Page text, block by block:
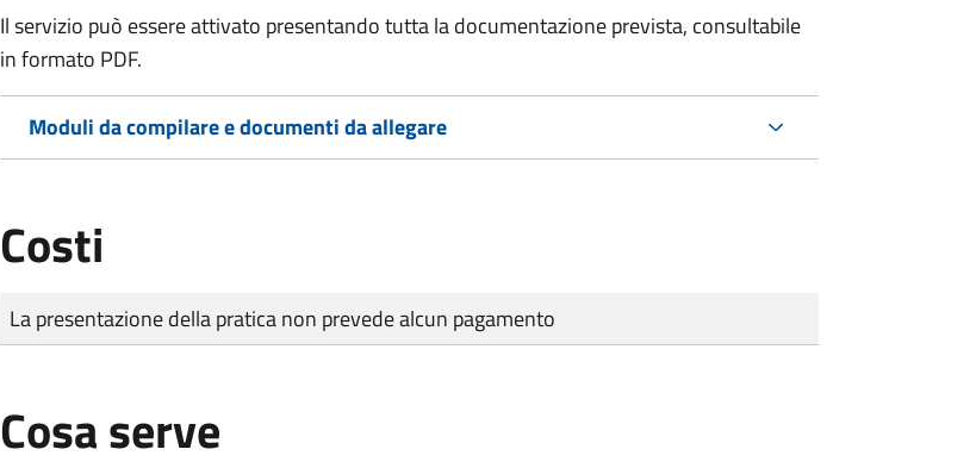
Il servizio può essere attivato presentando tutta la documentazione prevista, consultabile
in formato PDF.
Moduli da compilare e documenti da allegare
Costi
Tipo di pagamento
Importo
La presentazione della pratica non prevede alcun pagamento
Cosa serve